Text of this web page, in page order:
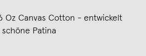
Oz Canvas Cotton - entwickelt
Patina